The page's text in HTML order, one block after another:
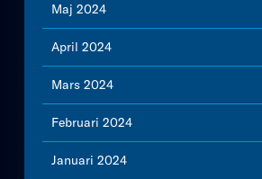
Maj 2024
April 2024
Mars 2024
Februari 2024
Januari 2024